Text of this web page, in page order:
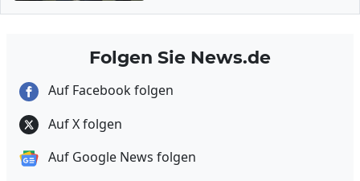
Folgen Sie News.de
Auf Facebook folgen
Auf X folgen
Auf Google News folgen